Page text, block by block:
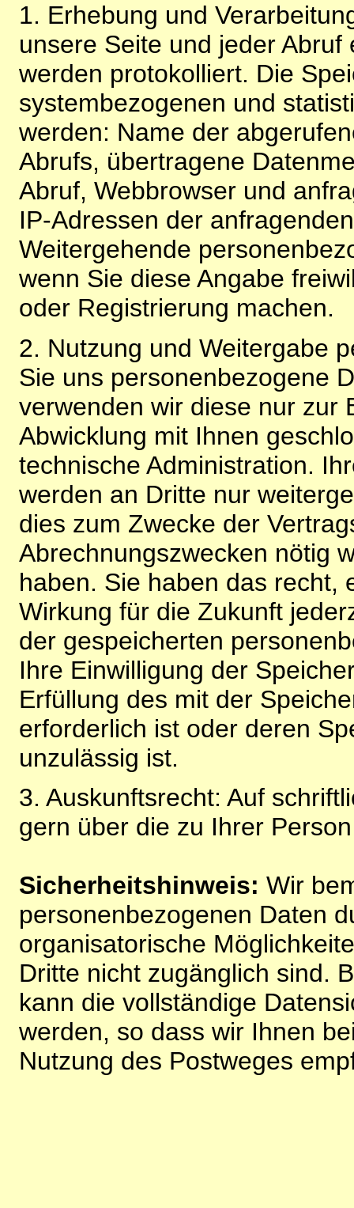
1. Erhebung und
unsere Seite und jeder
werden protokolliert. Die
systembezogenen und
werden: Name der
Abrufs, übertragene
Abruf, Webbrowser und
IP-Adressen der
Weitergehende
wenn Sie diese Angabe
oder Registrierung machen.
2. Nutzung und Weitergabe
Sie uns personenbezogene
verwenden wir diese nur zur
Abwicklung mit Ihnen
technische Administration.
werden an Dritte nur
dies zum Zwecke der
Abrechnungszwecken nötig
haben. Sie haben das recht,
Wirkung für die Zukunft
der gespeicherten
Ihre Einwilligung der
Erfüllung des mit der
erforderlich ist oder deren
unzulässig ist.
3. Auskunftsrecht: Auf
gern über die zu Ihrer
Sicherheitshinweis: Wir
personenbezogenen Daten
organisatorische
Dritte nicht zugänglich sind.
kann die vollständige
werden, so dass wir Ihnen
Nutzung des Postweges